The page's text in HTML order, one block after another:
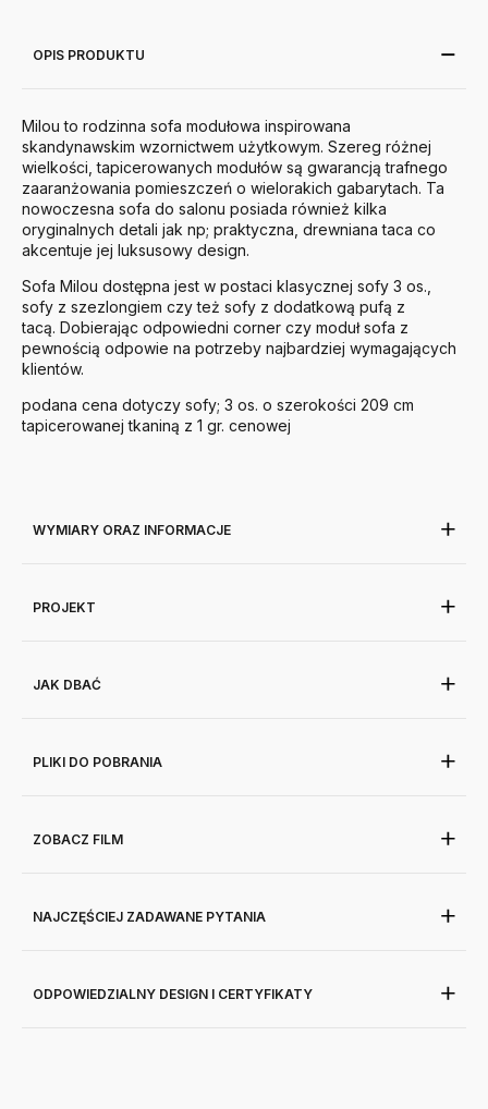
OPIS PRODUKTU
Milou to rodzinna sofa modułowa inspirowana
skandynawskim wzornictwem użytkowym. Szereg różnej
wielkości, tapicerowanych modułów są gwarancją trafnego
zaaranżowania pomieszczeń o wielorakich gabarytach. Ta
nowoczesna sofa do salonu posiada również kilka
oryginalnych detali jak np; praktyczna, drewniana taca co
akcentuje jej luksusowy design.
Sofa Milou dostępna jest w postaci klasycznej sofy 3 os.,
sofy z szezlongiem czy też sofy z dodatkową pufą z
tacą. Dobierając odpowiedni corner czy moduł sofa z
pewnością odpowie na potrzeby najbardziej wymagających
klientów.
podana cena dotyczy sofy; 3 os. o szerokości 209 cm
tapicerowanej tkaniną z 1 gr. cenowej
WYMIARY ORAZ INFORMACJE
PROJEKT
JAK DBAĆ
PLIKI DO POBRANIA
ZOBACZ FILM
NAJCZĘŚCIEJ ZADAWANE PYTANIA
ODPOWIEDZIALNY DESIGN I CERTYFIKATY